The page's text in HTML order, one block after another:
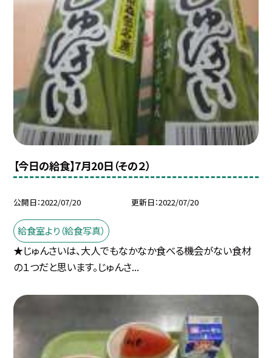
【今日の給食】7月20日（その２）
公開日 2022/07/20 更新日 2022/07/20
給食室より（給食写真）
★じゅんさいは、大人でもなかなか食べる機会がない食材
の１つだと思います。じゅんさ...